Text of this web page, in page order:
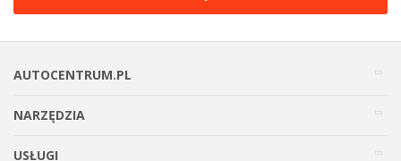
AUTOCENTRUM.PL
NARZĘDZIA
USŁUGI